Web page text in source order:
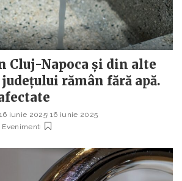
Cluj-Napoca și din alte
rămân fără apă.
16 iunie 2025 16 iunie 2025
Eveniment